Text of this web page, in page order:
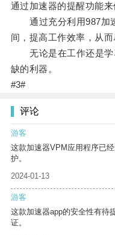
通过加速器的提醒功能来
通过充分利用987加
间，提高工作效率，从
无论是在工作还是学
缺的利器。
#3#
评论
游客
这款加速器VPM应用程序已
护。
2024-01-13
游客
这款加速器app的安全性有待
证。